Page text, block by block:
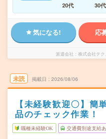
20代
30代
気になる! 応
派遣会社 株式会社テク
未読 掲載日 2026/08/06
【未経験歓迎〇】簡
品のチェック作業！
職種未経験OK 交通費別途支給